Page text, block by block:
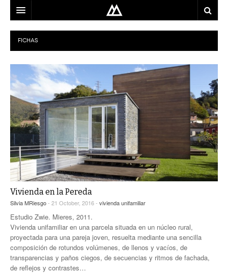
ARQUITECTO
LOCALIZACIÓN
EQUIPO
BLOG
CONTACTO
FICHAS
Vivienda en la Pereda
Silvia MRiesgo- 21 October, 2016 - vivienda unifamiliar
Estudio Zwie. Mieres, 2011.
Vivienda unifamiliar en una parcela situada en un núcleo rural,
proyectada para una pareja joven, resuelta mediante una sencilla
composición de rotundos volúmenes, de llenos y vacíos, de
transparencias y paños ciegos, de secuencias y ritmos de fachada,
de reflejos y contrastes…